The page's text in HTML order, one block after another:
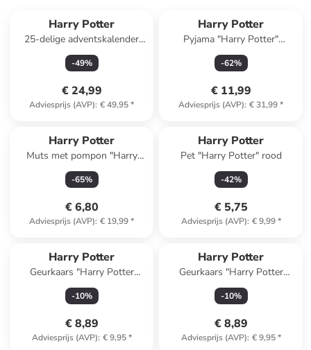
Harry Potter
25-delige adventskalender
"Harry Potter"
-49%
€ 24,99
Adviesprijs (AVP): € 49,95*
Harry Potter
Pyjama "Harry Potter"
lichtroze
-62%
€ 11,99
Adviesprijs (AVP): € 31,99*
Harry Potter
Muts met pompon "Harry
Potter" oranje
-65%
€ 6,80
Adviesprijs (AVP): € 19,99*
Harry Potter
Pet "Harry Potter" rood
-42%
€ 5,75
Adviesprijs (AVP): € 9,99*
Harry Potter
Geurkaars "Harry Potter
Lumos" zwart - 135 g
-10%
€ 8,89
Adviesprijs (AVP): € 9,95*
Harry Potter
Geurkaars "Harry Potter
Magical Owl" zwart - 135 g
-10%
€ 8,89
Adviesprijs (AVP): € 9,95*